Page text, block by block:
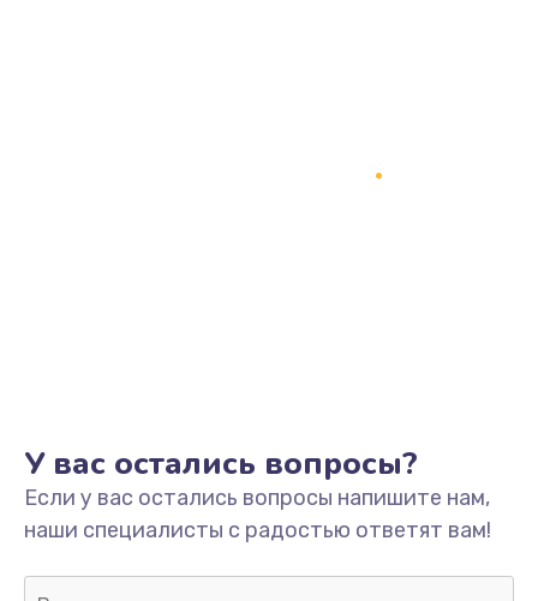
995 руб.
Заказать
Замена шлейфа матрицы
У вас остались вопросы?
Если у вас остались вопросы напишите нам,
наши специалисты с радостью ответят вам!